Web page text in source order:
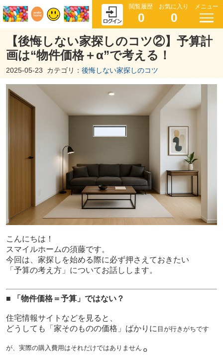
閲覧履歴
0
お気に入り
0
メニュー
【後悔しない家探しのコツ②】予算計
画は“物件価格＋α”で考える！
2025-05-23 カテゴリ： 後悔しない家探しのコツ
こんにちは！
スマイルホームの須藤です。
今回は、家探しを始める際に必ず押さえておきたい
「予算の考え方」についてお話しします。
■ 「物件価格＝予算」ではない？
住宅情報サイトなどを見ると、
どうしても「家そのものの価格」ばかりに 目が行きがちです
が、実際の購入費用はそれだけではありません 。